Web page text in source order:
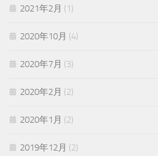
2021年2月 (1)
2020年10月 (4)
2020年7月 (3)
2020年2月 (2)
2020年1月 (2)
2019年12月 (2)